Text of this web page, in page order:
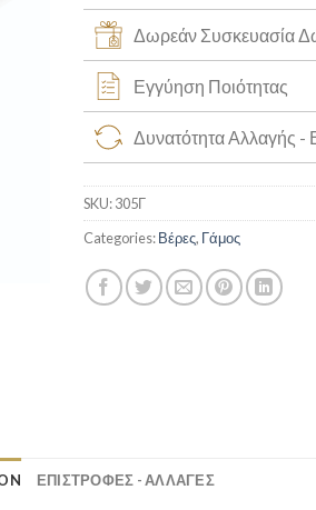
Δωρεάν Συσκευασία
Εγγύηση Ποιότητας
Δυνατότητα Αλλαγής -
SKU:305Γ
Categories:Βέρες, Γάμος
ΕΠΙΣΤΡΟΦΕΣ - ΑΛΛΑΓΕΣ